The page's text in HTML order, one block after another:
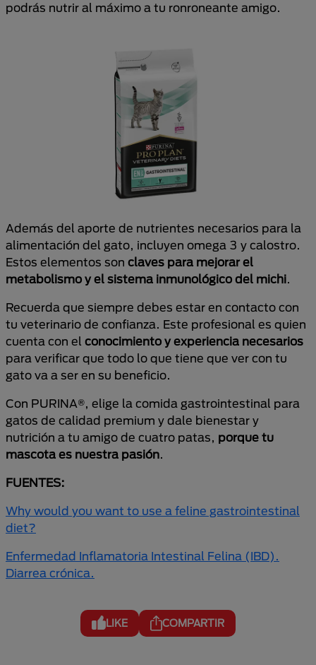
podrás nutrir al máximo a tu ronroneante amigo.
Además del aporte de nutrientes necesarios para la
alimentación del gato, incluyen omega 3 y calostro.
Estos elementos son claves para mejorar el
metabolismo y el sistema inmunológico del michi.
Recuerda que siempre debes estar en contacto con
tu veterinario de confianza. Este profesional es quien
cuenta con el conocimiento y experiencia necesarios
para verificar que todo lo que tiene que ver con tu
gato va a ser en su beneficio.
Con PURINA®, elige la comida gastrointestinal para
gatos de calidad premium y dale bienestar y
nutrición a tu amigo de cuatro patas, porque tu
mascota es nuestra pasión.
FUENTES:
Why would you want to use a feline gastrointestinal
diet?
Enfermedad Inflamatoria Intestinal Felina (IBD).
Diarrea crónica.
LIKE COMPARTIR